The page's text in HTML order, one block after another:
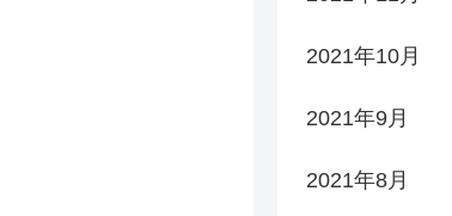
2021年10月
2021年9月
2021年8月